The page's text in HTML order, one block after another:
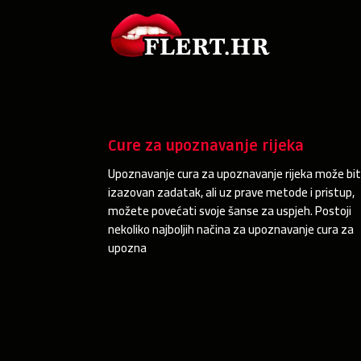
Cure za upoznavanje rijeka
Upoznavanje cura za upoznavanje rijeka može
izazovan zadatak, ali uz prave metode i pristup,
možete povećati svoje šanse za uspjeh. Postoji
nekoliko najboljih načina za upoznavanje cura za
upozna